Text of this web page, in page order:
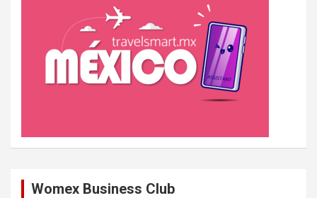
Womex Business Club